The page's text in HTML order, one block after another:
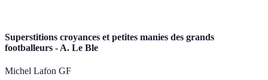
Superstitions croyances et petites manies des grands
footballeurs - A. Le Ble
Michel Lafon GF